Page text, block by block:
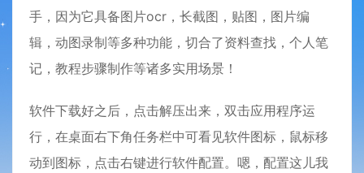
手，因为它具备图片ocr，长截图，贴图，图片编
辑，动图录制等多种功能，切合了资料查找，个人笔
记，教程步骤制作等诸多实用场景！
软件下载好之后，点击解压出来，双击应用程序运
行，在桌面右下角任务栏中可看见软件图标，鼠标移
动到图标，点击右键进行软件配置。嗯，配置这儿我